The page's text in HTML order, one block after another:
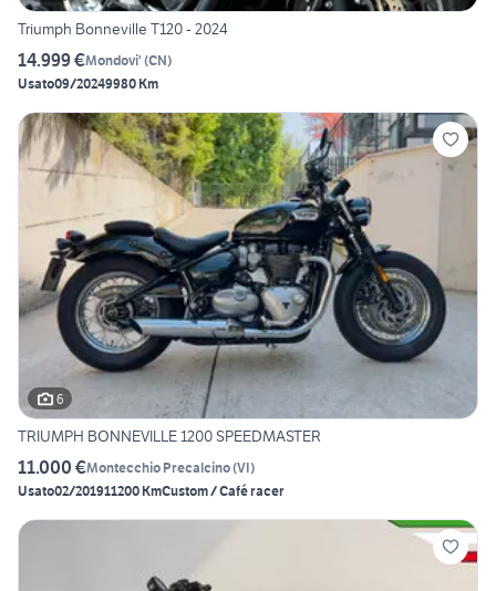
Triumph Bonneville T120 - 2024
14.999 €Mondovi' (CN)
Usato09/20249980 Km
6
TRIUMPH BONNEVILLE 1200 SPEEDMASTER
11.000 €Montecchio Precalcino(VI)
Usato02/201911200 KmCustom / Café racer